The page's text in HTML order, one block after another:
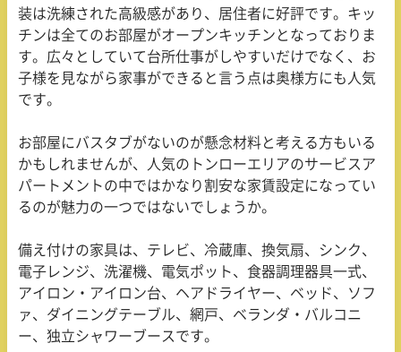
装は洗練された高級感があり、居住者に好評です。キッ
チンは全てのお部屋がオープンキッチンとなっておりま
す。広々としていて台所仕事がしやすいだけでなく、お
子様を見ながら家事ができると言う点は奥様方にも人気
です。
お部屋にバスタブがないのが懸念材料と考える方もいる
かもしれませんが、人気のトンローエリアのサービスア
パートメントの中ではかなり割安な家賃設定になってい
るのが魅力の一つではないでしょうか。
備え付けの家具は、テレビ、冷蔵庫、換気扇、シンク、
電子レンジ、洗濯機、電気ポット、食器調理器具一式、
アイロン・アイロン台、ヘアドライヤー、ベッド、ソフ
ァ、ダイニングテーブル、網戸、ベランダ・バルコニ
ー、独立シャワーブースです。